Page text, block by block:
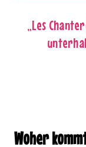
„Les
Woher